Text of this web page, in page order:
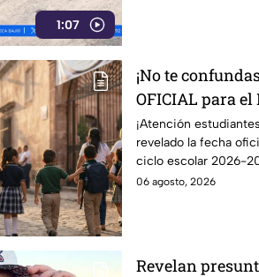
1:07
¡No te
OFICIAL para el
Guanajuato; así
calendario
¡Atención
revelado la fecha
ciclo escolar 2026-
detalles!
06 agosto, 2026
Revelan